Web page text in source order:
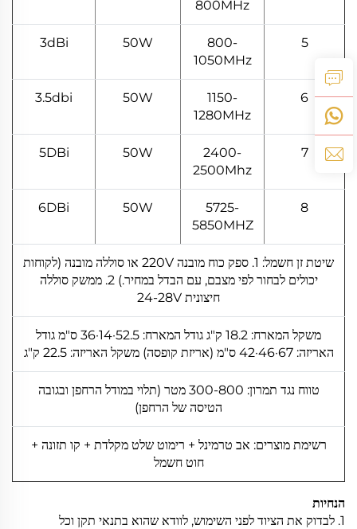
800MHz
5
800-
1050MHz
50W
3dBi
6
1150-
1280MHz
50W
3.5dbi
7
2400-
2500Mhz
50W
5DBi
8
5725-
5850MHZ
50W
6DBi
שיטת זן חשמל: 1. ספק כוח מובנה 220V או סוללה מובנה (לקוחות
יכולים לבחור לפי מצבם, עם הבדל במחיר.) 2. ממשק סוללה
חיצונית 24-28V
משקל המארח: 18.2 ק"ג גודל המארח: 52.5·14·36 ס"מ גודל
האריזה: 67·46·42 ס"מ (אריזת קופסה) משקל האריזה: 22.5 ק"ג
טווח נגד תמרון: 300-800 מטר (תלוי במודל הרחפן ובגובה
הטיסה של הרחפן)
רשימת מוצרים: אב טרמינל + רימוט שלט מקלדת + קו תזונה +
חוט חשמל
הנחיות
1. לבדוק את הציוד לפני השימוש, לוודא שהוא בתנאי תקן וכל